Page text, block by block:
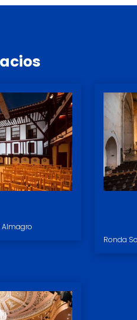
Almagro
Ronda